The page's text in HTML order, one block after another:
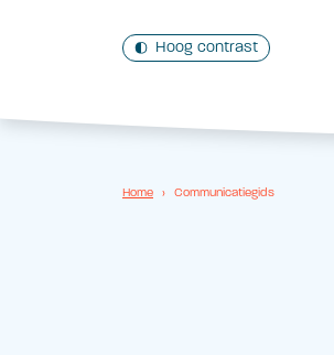
Hoog contrast
Home › Communicatiegids